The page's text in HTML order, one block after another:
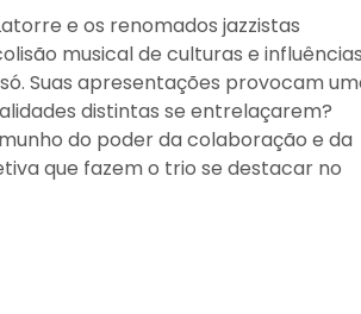
e os renomados jazzistas
musical de culturas e
Suas apresentações provocam
distintas se entrelaçarem?
do poder da colaboração e da
que fazem o trio se destacar no